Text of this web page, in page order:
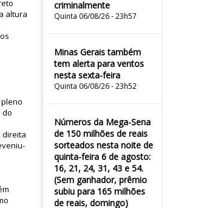
criminalmente
Quinta 06/08/26 - 23h57
Minas Gerais também
tem alerta para ventos
nesta sexta-feira
Quinta 06/08/26 - 23h52
Números da Mega-Sena
de 150 milhões de reais
sorteados nesta noite de
quinta-feira 6 de agosto:
16, 21, 24, 31, 43 e 54.
(Sem ganhador, prêmio
subiu para 165 milhões
de reais, domingo)
altura
do
direita